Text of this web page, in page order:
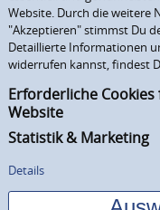
Website. Durch die weitere
"Akzeptieren" stimmst Du
Detaillierte Informationen
widerrufen kannst, findest
Erforderliche
Website
Statistik & Marketing
Details